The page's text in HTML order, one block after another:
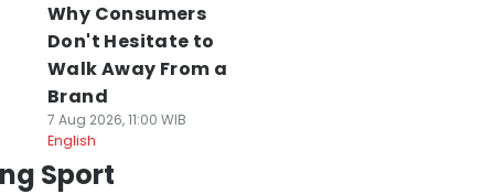
Why Consumers
Don't Hesitate to
Walk Away From a
Brand
7 Aug 2026, 11:00 WIB
English
Sport